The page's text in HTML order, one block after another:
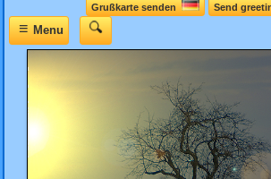
Grußkarte senden Send
≡Menu